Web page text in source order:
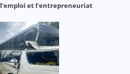
l’emploi et l’entrepreneuriat